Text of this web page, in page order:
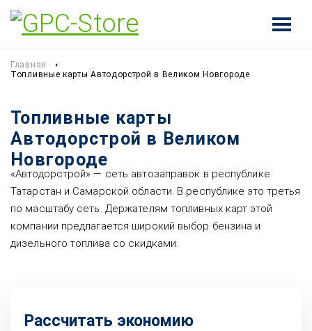
Главная
Топливные карты Автодорстрой в Великом Новгороде
Топливные карты
Автодорстрой в Великом
Новгороде
«Автодорстрой» — сеть автозаправок в республике
Татарстан и Самарской области. В республике это третья
по масштабу сеть. Держателям топливных карт этой
компании предлагается широкий выбор бензина и
дизельного топлива со скидками.
Рассчитать экономию